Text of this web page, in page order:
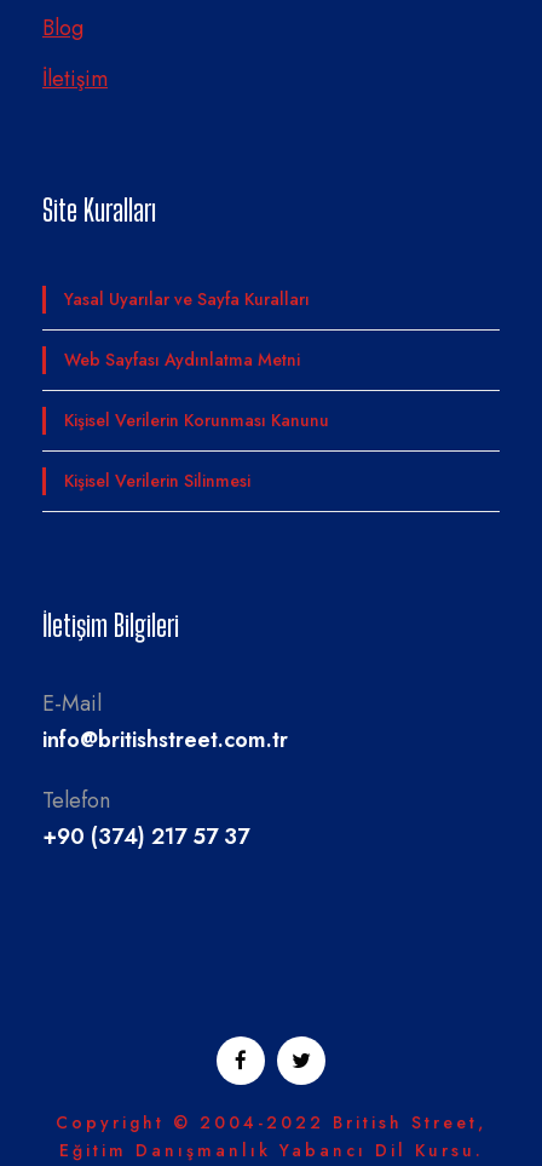
Blog
İletişim
Site Kuralları
Yasal Uyarılar ve Sayfa Kuralları
Web Sayfası Aydınlatma Metni
Kişisel Verilerin Korunması Kanunu
Kişisel Verilerin Silinmesi
İletişim Bilgileri
E-Mail
info@britishstreet.com.tr
Telefon
+90 (374) 217 57 37
Copyright © 2004-2022 British Street,
Eğitim Danışmanlık Yabancı Dil Kursu.